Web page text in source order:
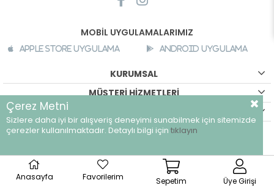
MOBİL UYGULAMALARIMIZ
Apple Store Uygulama Android Uygulama
KURUMSAL
MÜŞTERİ HİZMETLERİ
©breeze.com.tr - Tüm hakları saklıdır.
Anasayfa Favorilerim Sepetim Üye Girişi
Çerez Metni
Sizlere daha iyi bir alışveriş deneyimi sunabilmek için sitemizde
çerezler kullanılmaktadır. Detaylı bilgi için tıklayın